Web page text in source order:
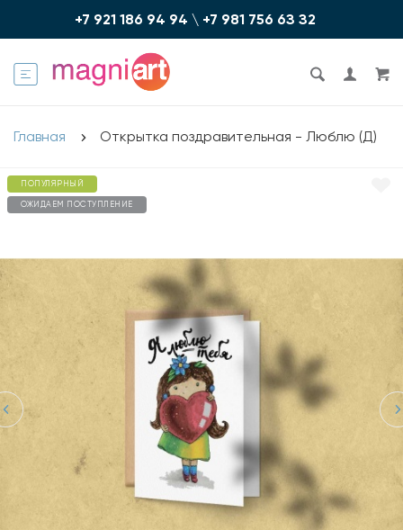
+7 921 186 94 94 \ +7 981 756 6З З2
Главная Открытка поздравительная - Люблю (Д)
ПОПУЛЯРНЫЙ
ОЖИДАЕМ ПОСТУПЛЕНИЕ